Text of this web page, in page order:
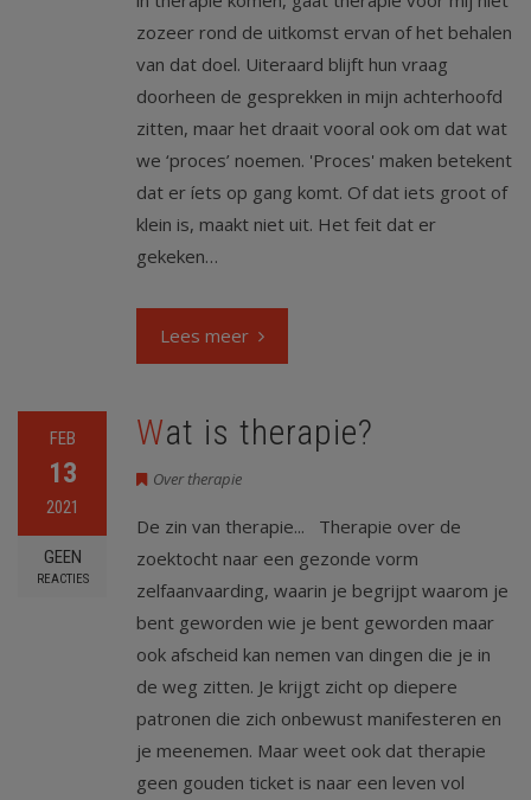
zozeer rond de uitkomst ervan of het behalen
van dat doel. Uiteraard blijft hun vraag
doorheen de gesprekken in mijn achterhoofd
zitten, maar het draait vooral ook om dat wat
we ‘proces’ noemen. 'Proces' maken betekent
dat er íets op gang komt. Of dat iets groot of
klein is, maakt niet uit. Het feit dat er
gekeken…
Lees meer
FEB
13
2021
GEEN
REACTIES
Wat is therapie?
Over therapie
De zin van therapie... Therapie over de
zoektocht naar een gezonde vorm
zelfaanvaarding, waarin je begrijpt waarom je
bent geworden wie je bent geworden maar
ook afscheid kan nemen van dingen die je in
de weg zitten. Je krijgt zicht op diepere
patronen die zich onbewust manifesteren en
je meenemen. Maar weet ook dat therapie
geen gouden ticket is naar een leven vol